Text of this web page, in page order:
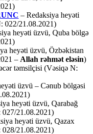
– Redaksiya heyəti
022/21.08.2021)
heyəti üzvü, Quba bölgə
heyəti üzvü, Özbəkistan
– Allah rəhmət eləsin)
təmsilçisi (Vəsiqə N:
üzvü – Cənub bölgəsi
heyəti üzvü, Qarabağ
027/21.08.2021)
heyəti üzvü, Qazax
028/21.08.2021)